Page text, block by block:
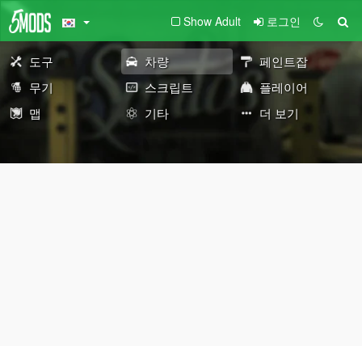
Show Adult 로그인
도구 차량
페인트잡
무기
스크립트
플레이어
맵
기타 더 보기